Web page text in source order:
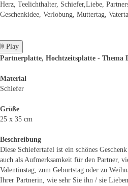
Herz, Teelichthalter, Schiefer,Liebe,
Geschenkidee, Verlobung, Muttertag,
Play
Partnerplatte, Hochtzeitsplatte - Thema
Material
Schiefer
Größe
25 x 35 cm
Beschreibung
Diese Schiefertafel ist ein schönes
auch als Aufmerksamkeit für den Partner,
Valentinstag, zum Geburtstag oder zu
Ihrer Partnerin, wie sehr Sie ihn / sie